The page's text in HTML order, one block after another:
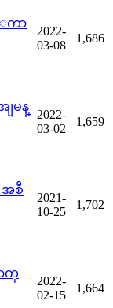
ကာ
2022-
03-08
1,686
ျမန္
2022-
03-02
1,659
အစီ
2021-
10-25
1,702
က္
2022-
02-15
1,664